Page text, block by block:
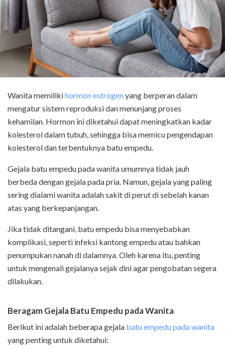
Wanita memilikihormon estrogenyang berperan dalam
mengatur sistem reproduksi dan menunjang proses
kehamilan. Hormon ini diketahui dapat meningkatkan kadar
kolesterol dalam tubuh, sehingga bisa memicu pengendapan
kolesterol dan terbentuknya batu empedu.
Gejala batu empedu pada wanita umumnya tidak jauh
berbeda dengan gejala pada pria. Namun, gejala yang paling
sering dialami wanita adalah sakit di perut di sebelah kanan
atas yang berkepanjangan.
Jika tidak ditangani, batu empedu bisa menyebabkan
komplikasi, seperti infeksi kantong empedu atau bahkan
penumpukan nanah di dalamnya. Oleh karena itu, penting
untuk mengenali gejalanya sejak dini agar pengobatan segera
dilakukan.
Beragam Gejala Batu Empedu pada Wanita
Berikut ini adalah beberapa gejala batu empedu pada wanita
yang penting untuk diketahui: